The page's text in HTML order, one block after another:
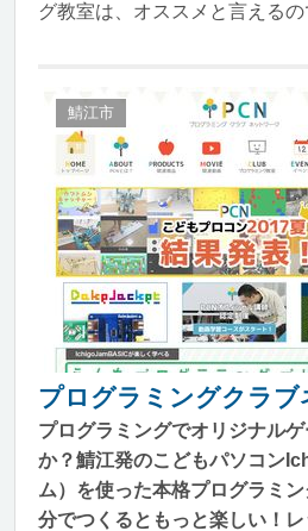
グ教室は、オススメと言えるの
鯖江市
プログラミングクラブ
プログラミングでオリジナル
か？鯖江発のこどもパソコン
ム）を使った本格プログラミ
分でつくるともっと楽しい！レ